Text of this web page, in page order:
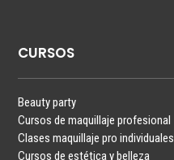
CURSOS
Beauty party
Cursos de maquillaje profesional
Clases maquillaje pro individuales
Cursos de estética y belleza